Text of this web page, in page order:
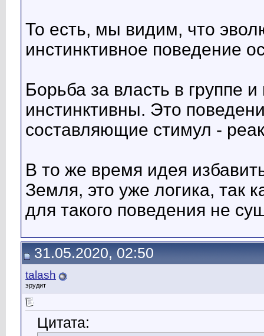
То есть, мы видим, что
инстинктивное поведение
Борьба за власть в группе
инстинктивны. Это
составляющие стимул -
В то же время идея
Земля, это уже логика, так
для такого поведения не
31.05.2020, 02:50
talash
эрудит
Цитата: